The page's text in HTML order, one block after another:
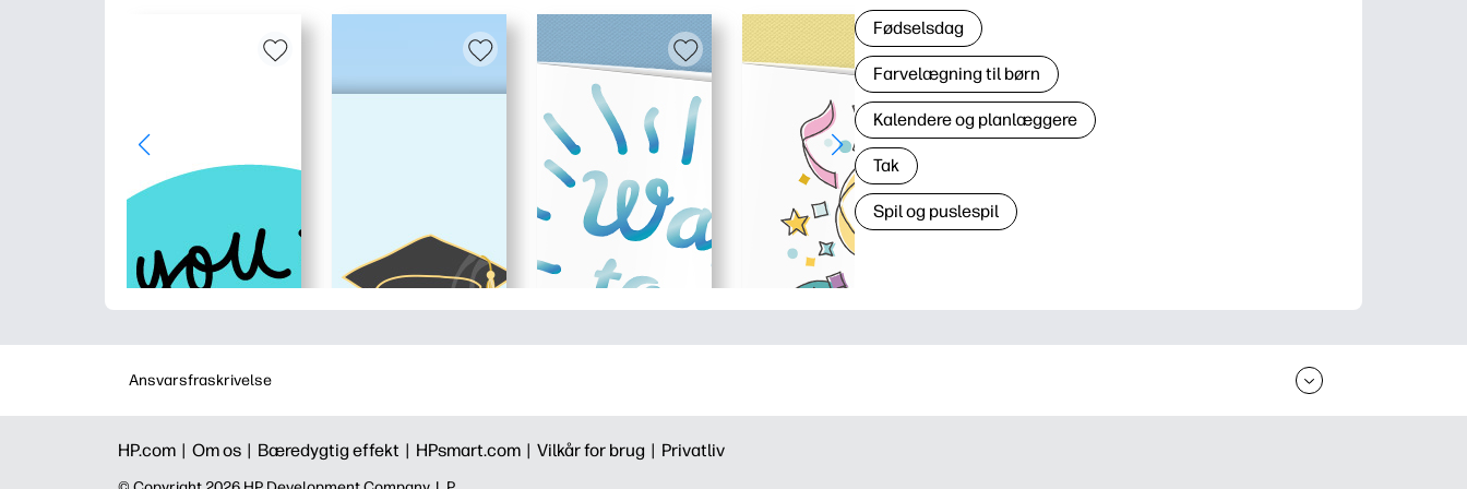
Fødselsdag
Farvelægning til børn
Kalendere og planlæggere
Tak
Spil og puslespil
Ansvarsfraskrivelse
HP.com | Om os | Bæredygtig effekt | HPsmart.com | Vilkår for brug | Privatliv